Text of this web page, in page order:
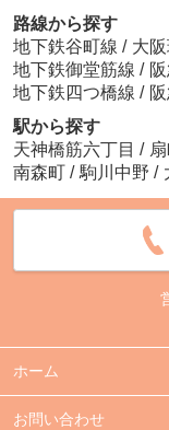
路線から探す
地下鉄谷町線 / 大
地下鉄御堂筋線 /
地下鉄四つ橋線 /
駅から探す
天神橋筋六丁目 /
南森町 / 駒川中野 /
ホーム
お問い合わせ